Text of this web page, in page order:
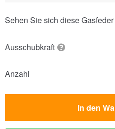
Sehen Sie sich diese
Ausschubkraft
Anzahl
In den